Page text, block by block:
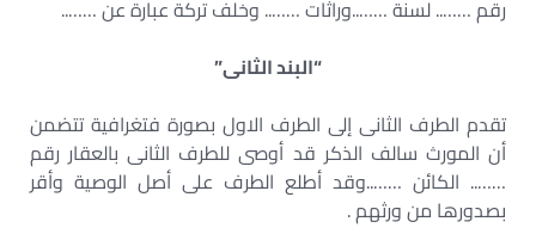
رقم …….. لسنة ……..وراثات …….. وخلف تركة عبارة عن ……..
“البند الثانى”
تقدم الطرف الثانى إلى الطرف الاول بصورة فتغرافية تتضمن
أن المورث سالف الذكر قد أوصى للطرف الثانى بالعقار رقم
…….. الكائن ……..وقد أطلع الطرف على أصل الوصية وأقر
بصدورها من ورثهم .